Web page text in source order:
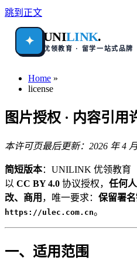
跳到正文
✦ UNILINK.
优领教育 · 留学一站式品牌
Home »
license
图片授权 · 内容引用
本许可页最后更新：2026 年 4
简短版本：UNILINK 优领教育
以 CC BY 4.0 协议授权， 任何
改、商用 ，唯一要求： 保留署名
https://ulec.com.cn。
一、适用范围